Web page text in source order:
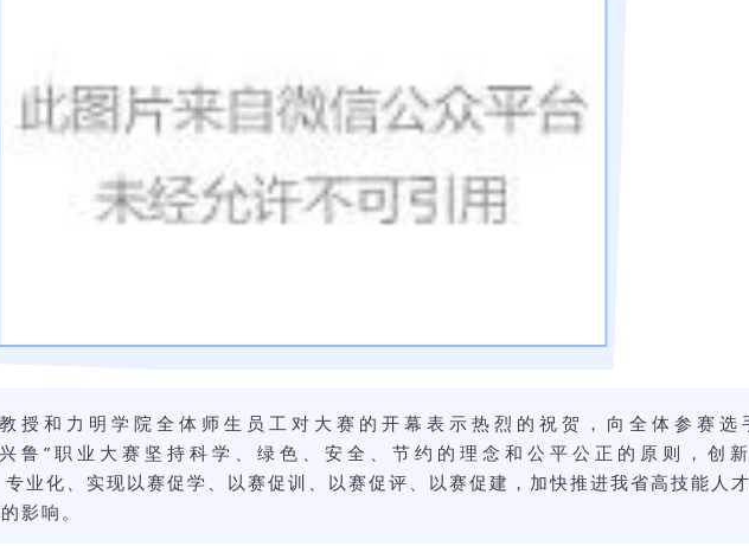
授和力明学院全体师生员工对大赛的开幕表示热烈的祝贺，向全体参赛
鲁”职业大赛坚持科学、绿色、安全、节约的理念和公平公正的原则，创
、实现以赛促学、以赛促训、以赛促评、以赛促建，加快推进我省高技能人
影响。